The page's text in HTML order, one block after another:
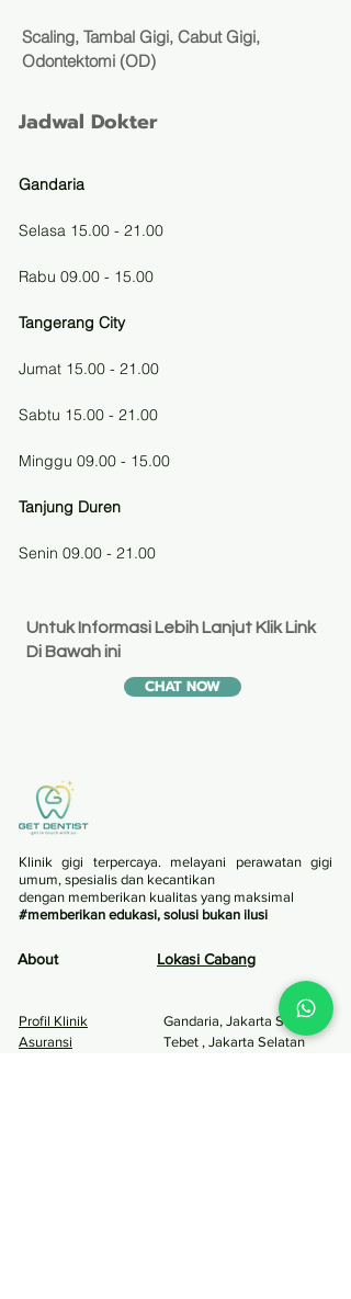
Scaling, Tambal Gigi, Cabut Gigi,
Odontektomi (OD)
Jadwal Dokter
Gandaria
Selasa 15.00 - 21.00
Rabu 09.00 - 15.00
Tangerang City
Jumat 15.00 - 21.00
Sabtu 15.00 - 21.00
Minggu 09.00 - 15.00
Tanjung Duren
Senin 09.00 - 21.00
Untuk Informasi Lebih Lanjut Klik Link
Di Bawah ini
CHAT NOW
Klinik gigi terpercaya. melayani perawatan gigi
umum, spesialis dan kecantikan
dengan memberikan kualitas yang maksimal
#memberikan edukasi, solusi bukan ilusi
About Lokasi Cabang
Profil Klinik
Asuransi
Gandaria, Jakarta Selatan
Tebet , Jakarta Selatan